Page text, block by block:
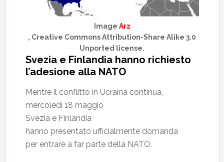
Image Arz
, Creative Commons Attribution-Share Alike 3.0
Unported license.
Svezia e Finlandia hanno richiesto
l’adesione alla NATO
Mentre il conflitto in Ucraina continua,
mercoledì 18 maggio
Svezia e Finlandia
hanno presentato ufficialmente domanda
per entrare a far parte della NATO.